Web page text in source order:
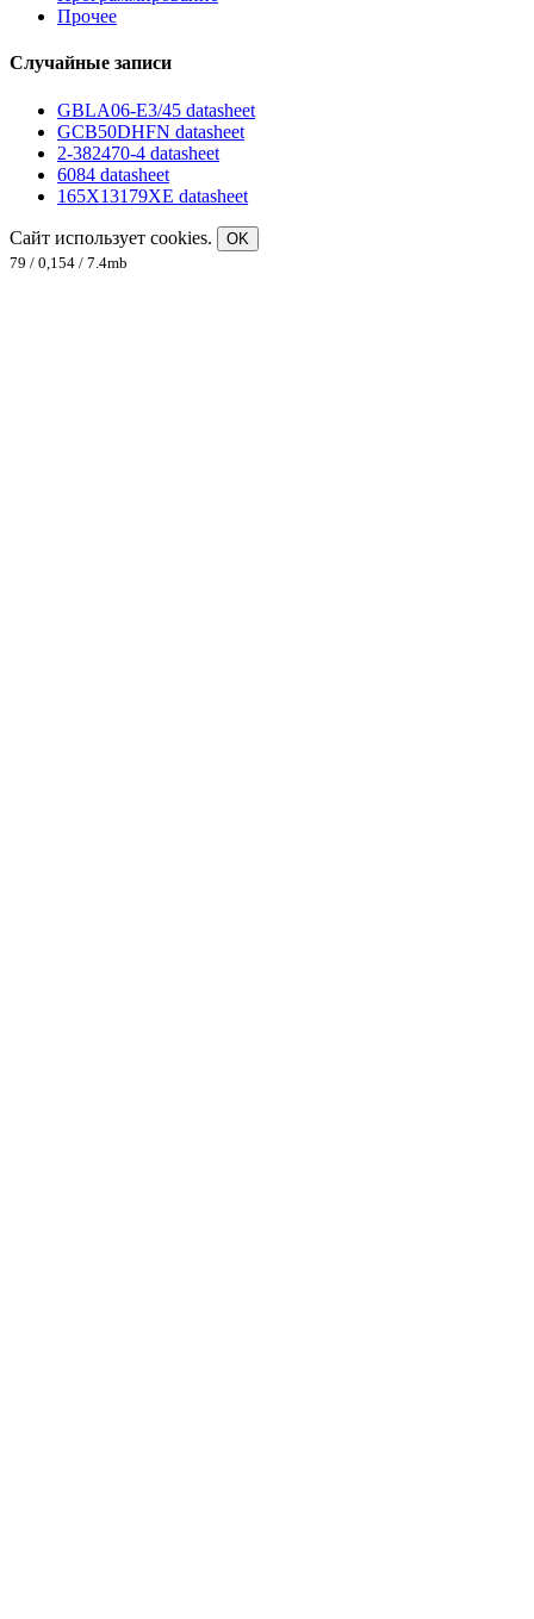
Прочее
Случайные записи
GBLA06-E3/45 datasheet
GCB50DHFN datasheet
2-382470-4 datasheet
6084 datasheet
165X13179XE datasheet
Сайт использует cookies.
OK
79 / 0,154 / 7.4mb